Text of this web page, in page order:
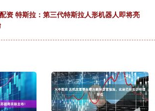
资 特斯拉：第三代特斯拉人形机器人即将亮